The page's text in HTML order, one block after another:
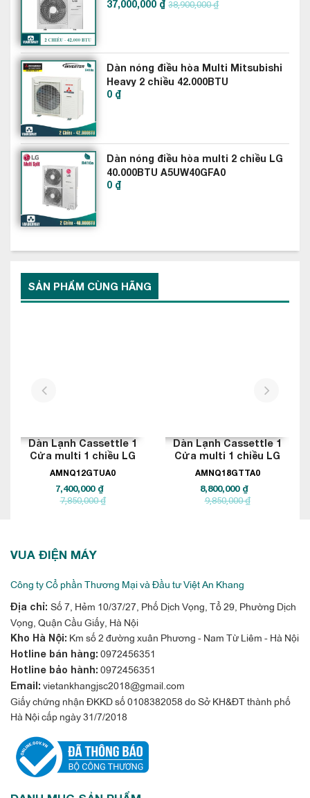
Dàn nóng điều hòa Multi LG 48000btu
A5UQ48GFA1 sử dụng gas R410 có hiệu suất làm lạnh cao
A5UQ48GFA1 được sản xuất và nhập khẩu chính hãng Thái
thế giới : Daikin, Panasonic , Toshiba….Vì thế quý khách có
thể hòa toàn yên tâm tin tưởng chất lượng của điều hòa Multi
LG 48000btu 2 chiều A5UQ48GFA1 cho gia đình nhà mình.
Z5UW42GFA0
37,000,000 ₫38,900,000 ₫
Dàn nóng điều hòa Multi Mitsubishi
Heavy 2 chiều 42.000BTU
SCM125ZM-S
0 ₫
Dàn nóng điều hòa multi 2 chiều LG
40.000BTU A5UW40GFA0
0 ₫
SẢN PHẨM CÙNG HÃNG
Dàn Lạnh Cassettle 1
Cửa multi 1 chiều LG
12.000BTU
AMNQ12GTUA0
7,400,000 ₫
7,850,000 ₫
Dàn Lạnh Cassettle 1
Cửa multi 1 chiều LG
18.000BTU
AMNQ18GTTA0
8,800,000 ₫
9,850,000 ₫
VUA ĐIỆN MÁY
Công ty Cổ phần Thương Mại và Đầu tư Việt An Khang
Địa chỉ: Số 7, Hẻm 10/37/27, Phố Dịch Vọng, Tổ 29, Phường Dịch
Vọng, Quận Cầu Giấy, Hà Nội
Kho Hà Nội: Km số 2 đường xuân Phương - Nam Từ Liêm - Hà Nội
Hotline bán hàng: 0972456351
Hotline bảo hành: 0972456351
Email: vietankhangjsc2018@gmail.com
Giấy chứng nhận ĐKKD số 0108382058 do Sở KH&ĐT thành phố
Hà Nội cấp ngày 31/7/2018